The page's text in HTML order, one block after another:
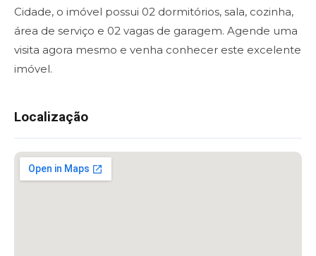
Cidade, o imóvel possui 02 dormitórios, sala, cozinha,
área de serviço e 02 vagas de garagem. Agende uma
visita agora mesmo e venha conhecer este excelente
imóvel.
Localização